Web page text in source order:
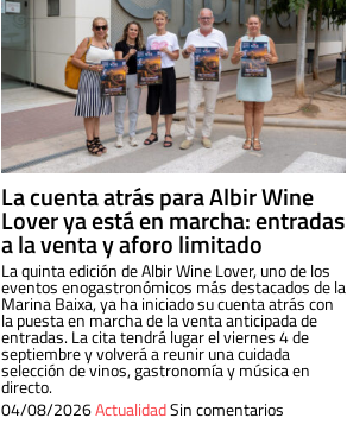
La cuenta atrás para Albir Wine
Lover ya está en marcha: entradas
a la venta y aforo limitado
La quinta edición de Albir Wine Lover, uno de los
eventos enogastronómicos más destacados de la
Marina Baixa, ya ha iniciado su cuenta atrás con
la puesta en marcha de la venta anticipada de
entradas. La cita tendrá lugar el viernes 4 de
septiembre y volverá a reunir una cuidada
selección de vinos, gastronomía y música en
directo.
04/08/2026ActualidadSin comentarios